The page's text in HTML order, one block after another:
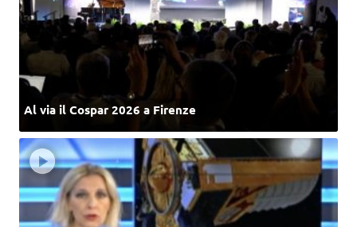
Al via il Cospar 2026 a Firenze